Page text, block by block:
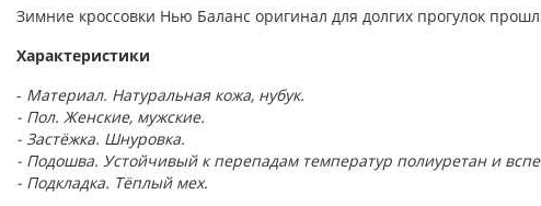
Зимние кроссовки Нью Баланс оригинал для долгих прогулок
Характеристики
- Материал. Натуральная кожа, нубук.
- Пол. Женские, мужские.
- Застёжка. Шнуровка.
- Подошва. Устойчивый к перепадам температур полиуретан и
- Подкладка. Тёплый мех.